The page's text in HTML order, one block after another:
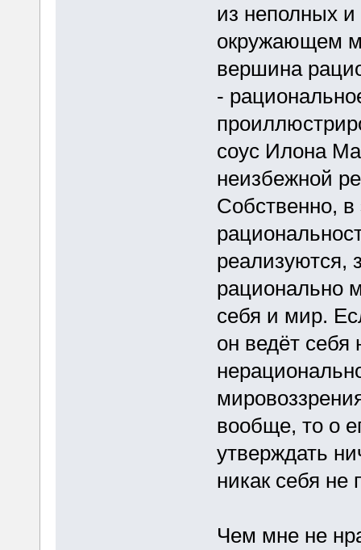
из неполных
окружающем
вершина
-
соус Илона
неизбежной
Собственно, в
реализуются,
рационально
себя и мир.
он ведёт себя
вообще, то о
утверждать
никак себя не
Чем мне не